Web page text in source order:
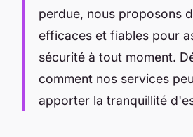
perdue, nous proposons
efficaces et fiables pour
sécurité à tout moment.
comment nos services
apporter la tranquillité